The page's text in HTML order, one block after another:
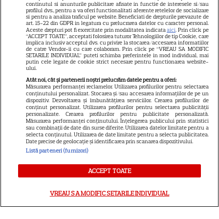
Știri mondene
Avantaje
Elle
Unica
Retete practice
URMĂREȘTE-NE PE
Copyright2026Ringier Romania – Toate Drepturile rezervate
Pariază responsabil! Decizia ONJN nr. 821/25.09.2025.
continutul si anunturile publicitare afisate in functie de interesele si/sau
profilul dvs., pentru a va oferi functionalitati aferente retelelor de socializare
si pentru a analiza traficul pe website. Beneficiati de drepturile prevazute de
art. 15-22 din GDPR in legatura cu prelucrarea datelor cu caracter personal.
Aceste drepturi pot fi exercitate prin modalitatea indicataaici. Prin click pe
“ACCEPT TOATE”, acceptati folosirea tuturor Tehnologiilor de tip Cookie, care
implica inclusiv acceptul dvs. cu privire la stocarea/accesarea informatiilor
de catre Vendor-ii cu care colaboram. Prin click pe “VREAU SA MODIFIC
SETARILE INDIVIDUAL” puteti schimba preferintele in mod individual, mai
putin cele legate de cookie strict necesare pentru functionarea website-
ului.
Atât noi, cât și partenerii noștri prelucrăm datele pentru a oferi:
Măsurarea performanței reclamelor. Utilizarea profilurilor pentru selectarea
conținutului personalizat. Stocarea și/sau accesarea informațiilor de pe un
dispozitiv. Dezvoltarea și îmbunătățirea serviciilor. Crearea profilurilor de
conținut personalizat. Utilizarea profilurilor pentru selectarea publicității
personalizate. Crearea profilurilor pentru publicitate personalizată.
Măsurarea performanței conținutului. Înțelegerea publicului prin statistici
sau combinații de date din surse diferite. Utilizarea datelor limitate pentru a
selecta conținutul. Utilizarea de date limitate pentru a selecta publicitatea.
Date precise de geolocație și identificarea prin scanarea dispozitivului.
Listă parteneri (furnizori)
ACCEPT TOATE
VREAU SA MODIFIC SETARILE INDIVIDUAL